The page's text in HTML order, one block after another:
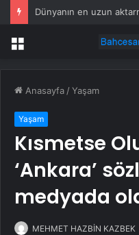
Menü
Anasayfa /Yaşam
Yaşam
Kısmetse
‘Ankara’
medyada
MEHMET HAZBİN KAZBEK